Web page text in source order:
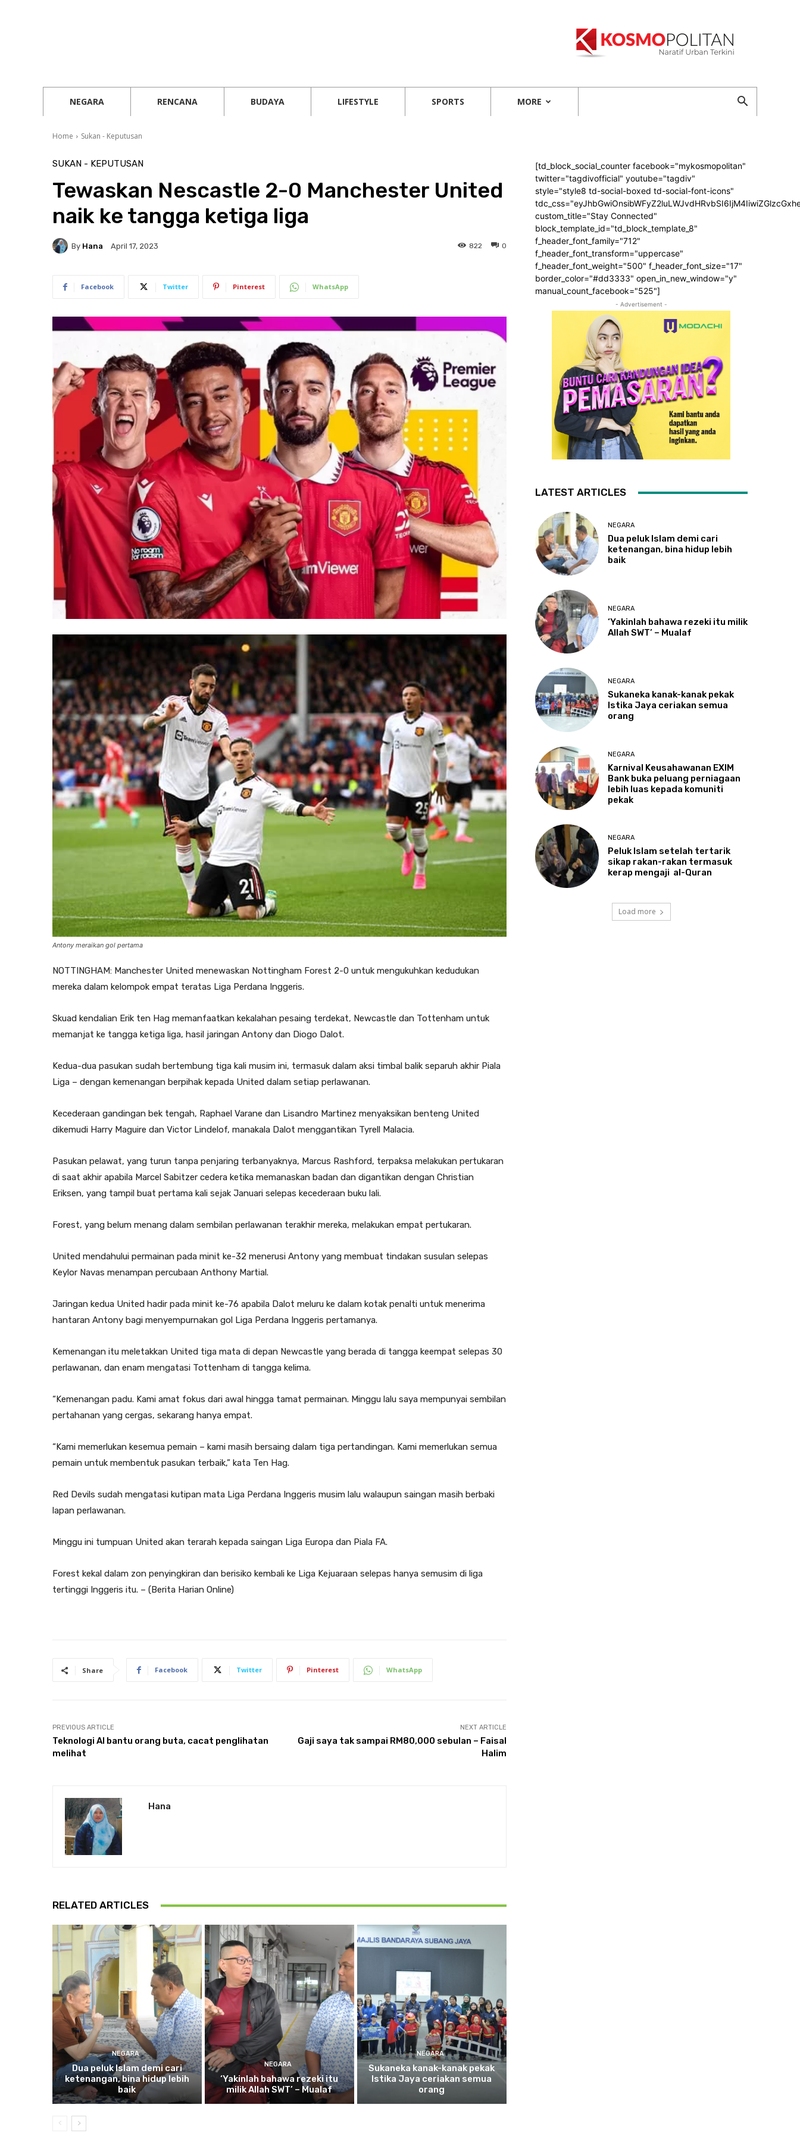
NEGARA RENCANA BUDAYA LIFESTYLE SPORTS MORE
Home Sukan - Keputusan
SUKAN - KEPUTUSAN
Tewaskan Nescastle 2-0 Manchester United
naik ke tangga ketiga liga
By Hana April 17, 2023 0
822
Facebook Twitter Pinterest WhatsApp
Antony meraikan gol pertama
NOTTINGHAM: Manchester United menewaskan Nottingham Forest 2-0 untuk mengukuhkan kedudukan
mereka dalam kelompok empat teratas Liga Perdana Inggeris.
Skuad kendalian Erik ten Hag memanfaatkan kekalahan pesaing terdekat, Newcastle dan Tottenham untuk
memanjat ke tangga ketiga liga, hasil jaringan Antony dan Diogo Dalot.
Kedua-dua pasukan sudah bertembung tiga kali musim ini, termasuk dalam aksi timbal balik separuh akhir Piala
Liga – dengan kemenangan berpihak kepada United dalam setiap perlawanan.
Kecederaan gandingan bek tengah, Raphael Varane dan Lisandro Martinez menyaksikan benteng United
dikemudi Harry Maguire dan Victor Lindelof, manakala Dalot menggantikan Tyrell Malacia.
Pasukan pelawat, yang turun tanpa penjaring terbanyaknya, Marcus Rashford, terpaksa melakukan pertukaran
di saat akhir apabila Marcel Sabitzer cedera ketika memanaskan badan dan digantikan dengan Christian
Eriksen, yang tampil buat pertama kali sejak Januari selepas kecederaan buku lali.
Forest, yang belum menang dalam sembilan perlawanan terakhir mereka, melakukan empat pertukaran.
United mendahului permainan pada minit ke-32 menerusi Antony yang membuat tindakan susulan selepas
Keylor Navas menampan percubaan Anthony Martial.
Jaringan kedua United hadir pada minit ke-76 apabila Dalot meluru ke dalam kotak penalti untuk menerima
hantaran Antony bagi menyempurnakan gol Liga Perdana Inggeris pertamanya.
Kemenangan itu meletakkan United tiga mata di depan Newcastle yang berada di tangga keempat selepas 30
perlawanan, dan enam mengatasi Tottenham di tangga kelima.
“Kemenangan padu. Kami amat fokus dari awal hingga tamat permainan. Minggu lalu saya mempunyai sembilan
pertahanan yang cergas, sekarang hanya empat.
“Kami memerlukan kesemua pemain – kami masih bersaing dalam tiga pertandingan. Kami memerlukan semua
pemain untuk membentuk pasukan terbaik,” kata Ten Hag.
Red Devils sudah mengatasi kutipan mata Liga Perdana Inggeris musim lalu walaupun saingan masih berbaki
lapan perlawanan.
Minggu ini tumpuan United akan terarah kepada saingan Liga Europa dan Piala FA.
Forest kekal dalam zon penyingkiran dan berisiko kembali ke Liga Kejuaraan selepas hanya semusim di liga
tertinggi Inggeris itu. – (Berita Harian Online)
Share Facebook Twitter Pinterest WhatsApp
PREVIOUS ARTICLE
Teknologi AI bantu orang buta, cacat penglihatan
melihat
NEXT ARTICLE
Gaji saya tak sampai RM80,000 sebulan – Faisal
Halim
Hana
RELATED ARTICLES
NEGARA
Duapeluk Islam demi cari
ketenangan, bina hidup lebih
baik
NEGARA
‘Yakinlah bahawa rezeki itu
milik Allah SWT’ – Mualaf
NEGARA
Sukaneka kanak-kanak pekak
Istika Jaya ceriakan semua
orang
[td_block_social_counter facebook="mykosmopolitan"
twitter="tagdivofficial" youtube="tagdiv"
style="style8 td-social-boxed td-social-font-icons"
custom_title="Stay Connected"
block_template_id="td_block_template_8"
f_header_font_family="712"
f_header_font_transform="uppercase"
f_header_font_weight="500" f_header_font_size="17"
border_color="#dd3333" open_in_new_window="y"
manual_count_facebook="525"]
- Advertisement -
LATEST ARTICLES
NEGARA
Dua peluk Islam demi cari
ketenangan, bina hidup lebih
baik
NEGARA
‘Yakinlah bahawa rezeki itu milik
Allah SWT’ – Mualaf
NEGARA
Sukaneka kanak-kanak pekak
Istika Jaya ceriakan semua
orang
NEGARA
Karnival Keusahawanan EXIM
Bank buka peluang perniagaan
lebih luas kepada komuniti
pekak
NEGARA
PelukIslam setelah tertarik
sikap rakan-rakan termasuk
kerap mengaji al-Quran
Load more